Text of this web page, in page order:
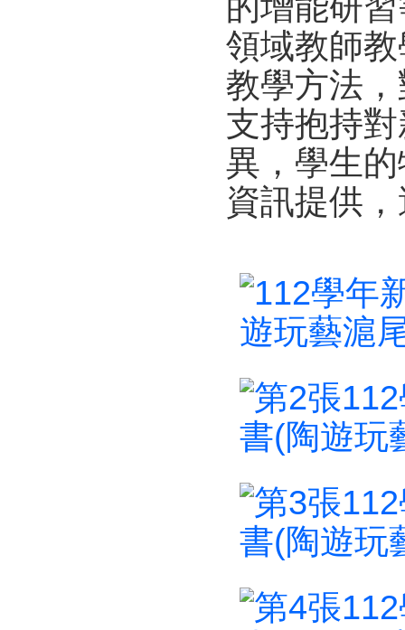
領域教師
教學方法
支持抱持
異，學生
資訊提供